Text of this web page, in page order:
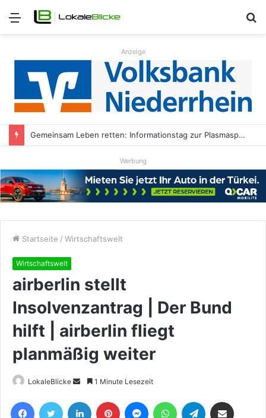
Menü
Anzeige
Gemeinsam Leben retten: Informationstag zur Plasmaspende in der HALL OF FAME Kamp-Lintfort
Werbung
Startseite / Wirtschaftswelt
Wirtschaftswelt
airberlin stellt
Insolvenzantrag | Der Bund
hilft | airberlin fliegt
planmäßig weiter
LokaleBlicke
Sende
eine
1 Minute Lesezeit
FacebookTwitter LinkedIn Pinterest MessengerWhatsAppTelegram